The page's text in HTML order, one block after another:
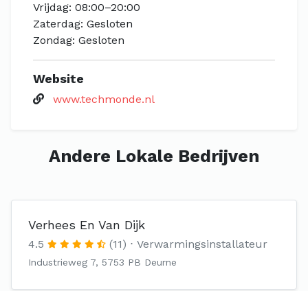
Vrijdag: 08:00–20:00
Zaterdag: Gesloten
Zondag: Gesloten
Website
www.techmonde.nl
Andere Lokale Bedrijven
Verhees En Van Dijk
4.5 (11) Verwarmingsinstallateur
Industrieweg 7, 5753 PB Deurne